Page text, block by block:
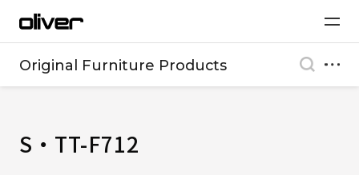
Original Furniture Products
S・TT-F712